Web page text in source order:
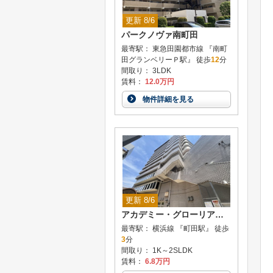
更新 8/6
パークノヴァ南町田
最寄駅： 東急田園都市線 『南町
田グランベリーＰ駅』 徒歩12分
間取り： 3LDK
賃料： 12.0万円
物件詳細を見る
更新 8/6
アカデミー・グローリア初穂町田合同ビル
最寄駅： 横浜線 『町田駅』 徒歩
3分
間取り： 1K～2SLDK
賃料： 6.8万円